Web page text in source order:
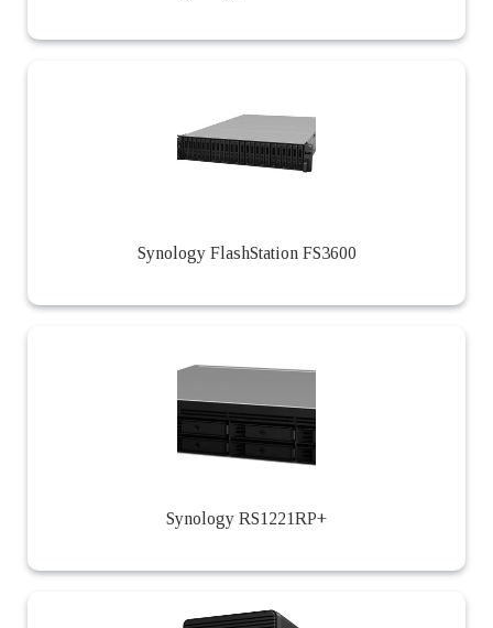
Synology FlashStation FS3600
Synology RS1221RP+